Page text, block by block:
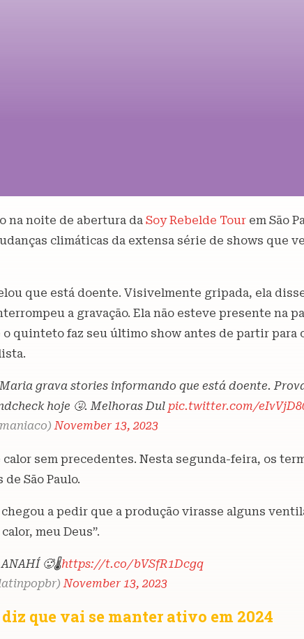
na noite de abertura da Soy Rebelde Tour em São
climáticas da extensa série de shows que
que está doente. Visivelmente gripada, ela
a gravação. Ela não esteve presente na
quinteto faz seu último show antes de partir para
Maria grava stories informando que está doente.
hoje 🤧. Melhoras Dul pic.twitter.com/
November 13, 2023
calor sem precedentes. Nesta segunda-feira, os
São Paulo.
a pedir que a produção virasse alguns
meu Deus”.
🥵🌡https://t.co/bVSfR1Dcgq
November 13, 2023
que vai se manter ativo em 2024